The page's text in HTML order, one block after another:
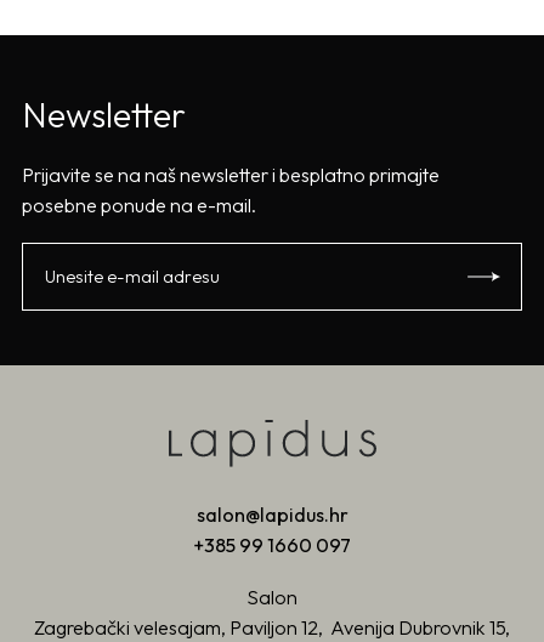
Newsletter
Prijavite se na naš newsletter i besplatno primajte
posebne ponude na e-mail.
salon@lapidus.hr
+385 99 1660 097
Salon
Zagrebački velesajam, Paviljon 12, Avenija Dubrovnik 15,